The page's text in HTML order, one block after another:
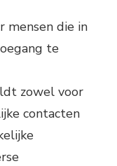
mensen die in
te
zowel voor
contacten